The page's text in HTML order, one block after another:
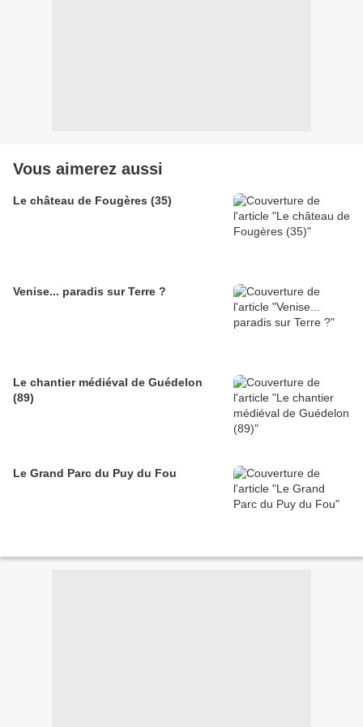
Vous aimerez aussi
Le château de Fougères (35)
Venise... paradis sur Terre ?
Le chantier médiéval de Guédelon
(89)
Le Grand Parc du Puy du Fou